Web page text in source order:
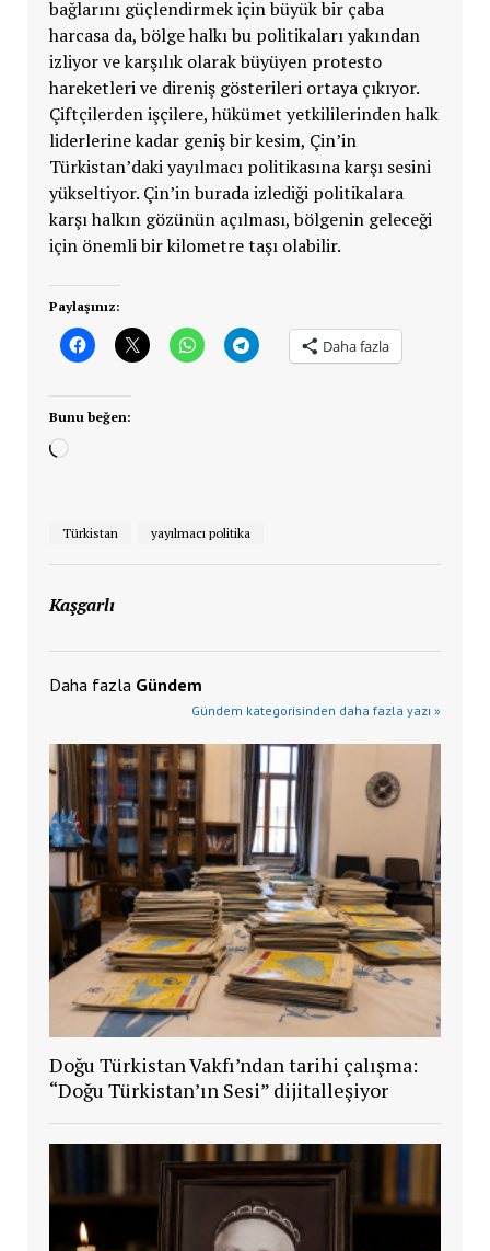
bağlarını güçlendirmek için büyük bir çaba
harcasa da, bölge halkı bu politikaları yakından
izliyor ve karşılık olarak büyüyen protesto
hareketleri ve direniş gösterileri ortaya çıkıyor.
Çiftçilerden işçilere, hükümet yetkililerinden halk
liderlerine kadar geniş bir kesim, Çin’in
Türkistan’daki yayılmacı politikasına karşı sesini
yükseltiyor. Çin’in burada izlediği politikalara
karşı halkın gözünün açılması, bölgenin geleceği
için önemli bir kilometre taşı olabilir.
Paylaşınız:
Daha fazla
Bunu beğen:
Yükleniyor...
Türkistan yayılmacı politika
Kaşgarlı
Daha fazla Gündem
Gündem kategorisinden daha fazla yazı »
Doğu Türkistan Vakfı’ndan tarihi çalışma:
“Doğu Türkistan’ın Sesi” dijitalleşiyor